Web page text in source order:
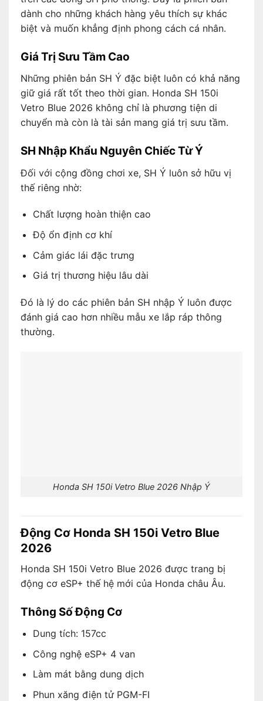
dành cho những khách hàng yêu thích sự khác
biệt và muốn khẳng định phong cách cá nhân.
Giá Trị Sưu Tầm Cao
Những phiên bản SH Ý đặc biệt luôn có khả năng
giữ giá rất tốt theo thời gian. Honda SH 150i
Vetro Blue 2026 không chỉ là phương tiện di
chuyển mà còn là tài sản mang giá trị sưu tầm.
SH Nhập Khẩu Nguyên Chiếc Từ Ý
Đối với cộng đồng chơi xe, SH Ý luôn sở hữu vị
thế riêng nhờ:
Chất lượng hoàn thiện cao
Độ ổn định cơ khí
Cảm giác lái đặc trưng
Giá trị thương hiệu lâu dài
Đó là lý do các phiên bản SH nhập Ý luôn được
đánh giá cao hơn nhiều mẫu xe lắp ráp thông
thường.
Honda SH 150i Vetro Blue 2026 Nhập Ý
Động Cơ Honda SH 150i Vetro Blue
2026
Honda SH 150i Vetro Blue 2026 được trang bị
động cơ eSP+ thế hệ mới của Honda châu Âu.
Thông Số Động Cơ
Dung tích: 157cc
Công nghệ eSP+ 4 van
Làm mát bằng dung dịch
Phun xăng điện tử PGM-FI